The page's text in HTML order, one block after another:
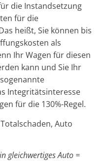
die Instandsetzung
für die
heißt, Sie können bis
als
Ihr Wagen für diesen
kann und Sie Ihr
Integritätsinteresse
für die 130%-Regel.
Auto
gleichwertiges Auto =